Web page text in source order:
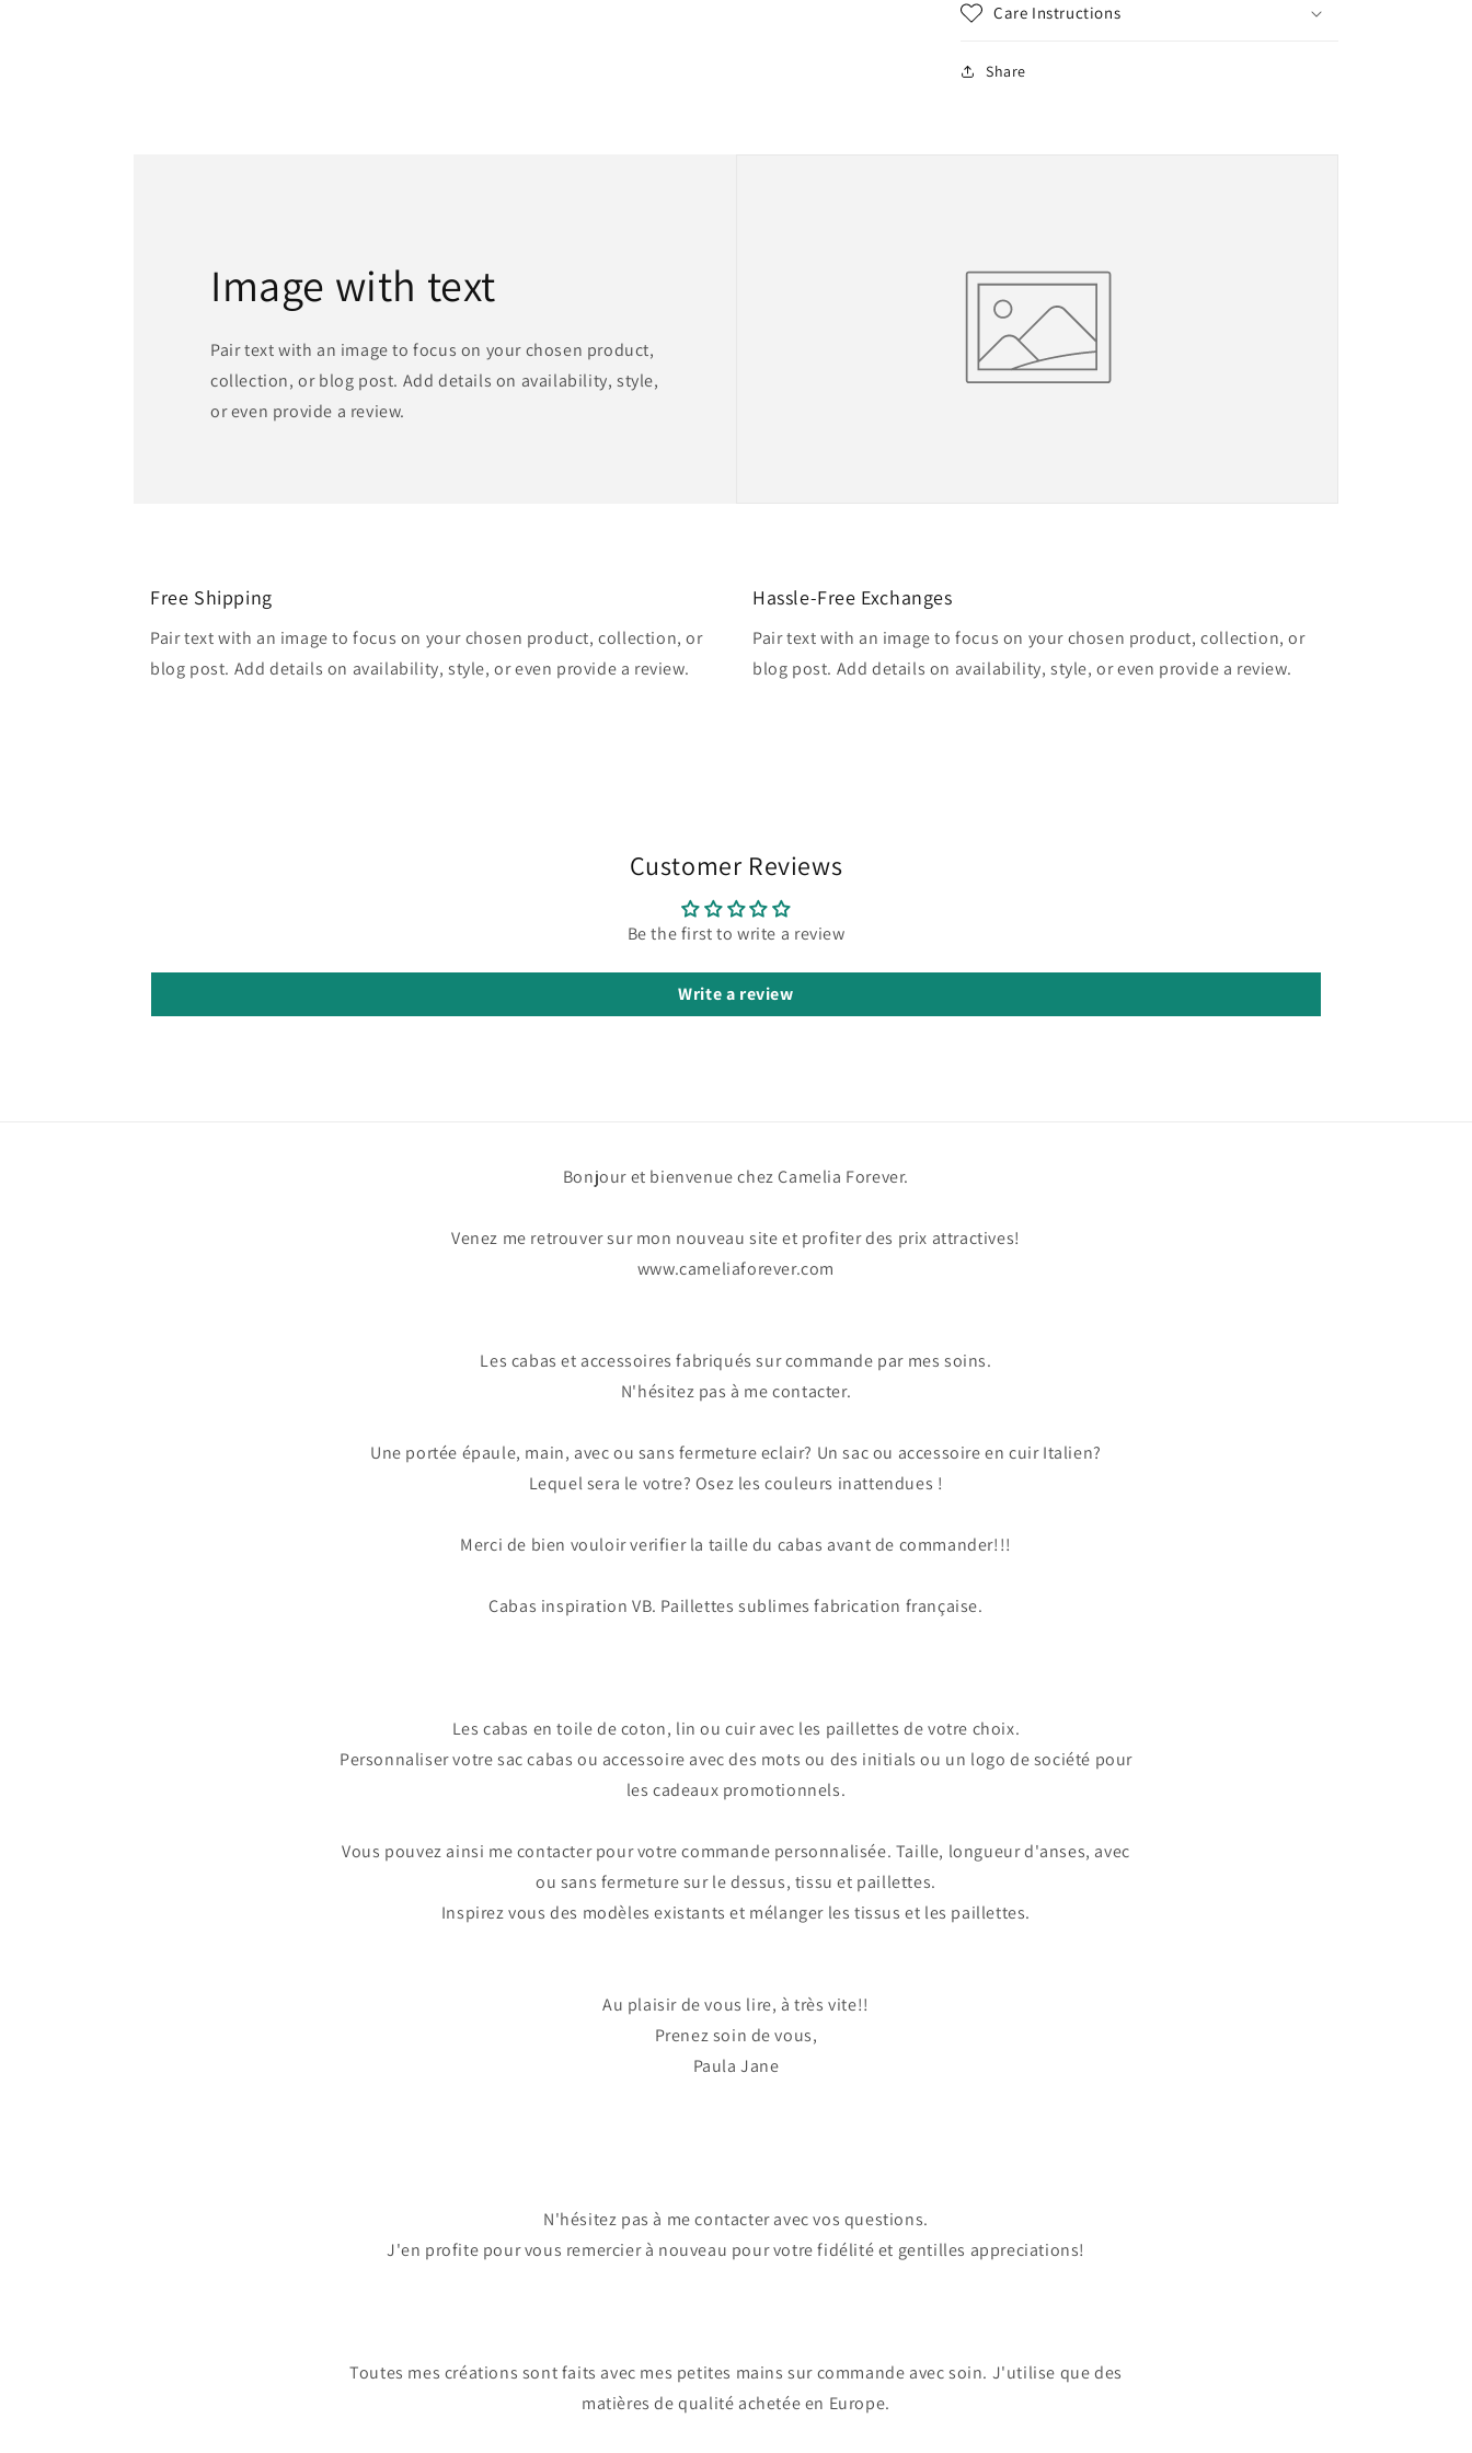
Care Instructions
Share
Image with text
Pair text with an image to focus on your chosen product,
collection, or blog post. Add details on availability, style,
or even provide a review.
Free Shipping
Pair text with an image to focus on your chosen product, collection, or
blog post. Add details on availability, style, or even provide a review.
Hassle-Free Exchanges
Pair text with an image to focus on your chosen product, collection, or
blog post. Add details on availability, style, or even provide a review.
Customer Reviews
Be the first to write a review
Write a review
Bonjour et bienvenue chez Camelia Forever.
Venez me retrouver sur mon nouveau site et profiter des prix attractives!
www.cameliaforever.com
Les cabas et accessoires fabriqués sur commande par mes soins.
N'hésitez pas à me contacter.
Une portée épaule, main, avec ou sans fermeture eclair? Un sac ou accessoire en cuir Italien?
Lequel sera le votre? Osez les couleurs inattendues !
Merci de bien vouloir verifier la taille du cabas avant de commander!!!
Cabas inspiration VB. Paillettes sublimes fabrication française.
Les cabas en toile de coton, lin ou cuir avec les paillettes de votre choix.
Personnaliser votre sac cabas ou accessoire avec des mots ou des initials ou un logo de société pour
les cadeaux promotionnels.
Vous pouvez ainsi me contacter pour votre commande personnalisée. Taille, longueur d'anses, avec
ou sans fermeture sur le dessus, tissu et paillettes.
Inspirez vous des modèles existants et mélanger les tissus et les paillettes.
Au plaisir de vous lire, à très vite!!
Prenez soin de vous,
Paula Jane
N'hésitez pas à me contacter avec vos questions.
J'en profite pour vous remercier à nouveau pour votre fidélité et gentilles appreciations!
Toutes mes créations sont faits avec mes petites mains sur commande avec soin. J'utilise que des
matières de qualité achetée en Europe.